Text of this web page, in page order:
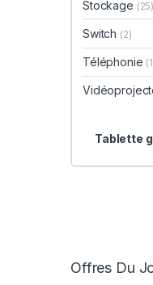
Stockage (25)
Switch (2)
Téléphonie
Tablette
Offres Du